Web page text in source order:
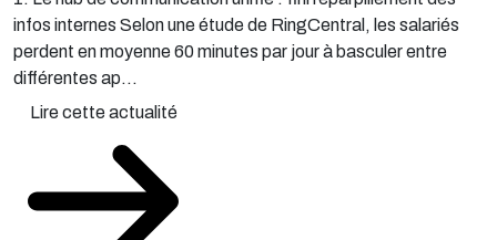
perdent en moyenne 60 minutes par jour à basculer entre
différentes ap...
Lire cette actualité